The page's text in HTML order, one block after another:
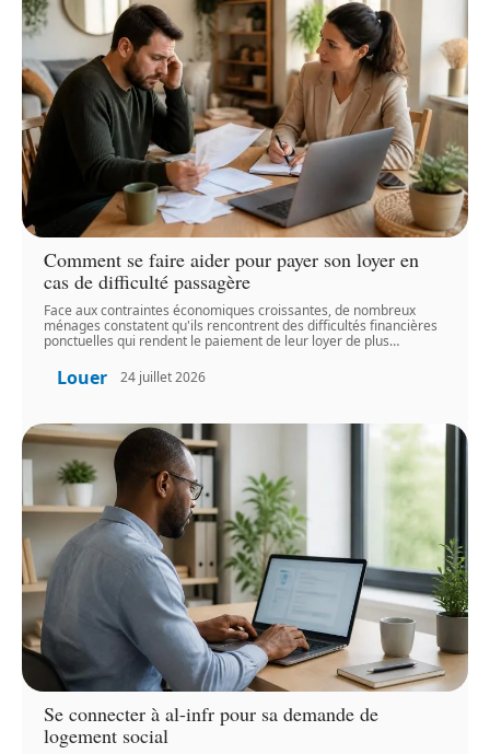
Comment se faire aider pour payer son loyer en
cas de difficulté passagère
Face aux contraintes économiques croissantes, de nombreux
ménages constatent qu'ils rencontrent des difficultés financières
ponctuelles qui rendent le paiement de leur loyer de plus…
Louer 24 juillet 2026
Se connecter à al-infr pour sa demande de
logement social